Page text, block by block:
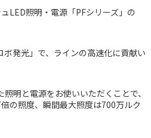
LED照明・電源「PFシリーズ」の
発光」で、ラインの高速化に貢献い
明と電源をお使いいただくことで、
の照度、瞬間最大照度は700万ルク